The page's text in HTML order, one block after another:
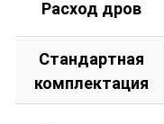
Расход дров
Стандартная
комплектация